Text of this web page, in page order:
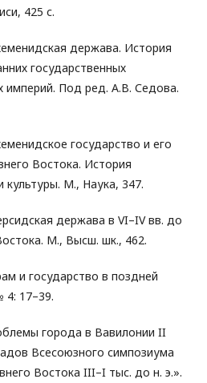
425 с.
держава. История
государственных
империй. Под ред. А.В. Седова.
государство и его
Востока. История
культуры. М., Наука, 347.
держава в VI–IV вв. до
М., Высш. шк., 462.
и государство в поздней
17–39.
города в Вавилонии II
Всесоюзного симпозиума
Востока III–I тыс. до н. э.».